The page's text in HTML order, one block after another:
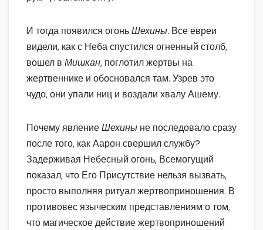
И тогда появился огоньШехины. Все евреи
видели, как с Неба спустился огненный столб,
вошел в Мишкан, поглотил жертвы на
жертвеннике и обосновался там. Узрев это
чудо, они упали ниц и воздали хвалу Ашему.
Почему явлениеШехины не последовало сразу
после того, как Аарон свершил службу?
Задерживая Небесный огонь, Всемогущий
показал, что Его Присутствие нельзя вызвать,
просто выполняя ритуал жертвоприношения. В
противовес языческим представлениям о том,
что магическое действие жертвоприношений